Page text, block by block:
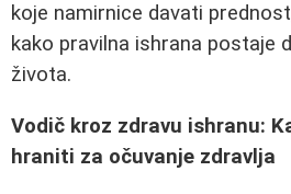
koje namirnice davati
kako pravilna ishrana postaje
života.
Vodič kroz zdravu ishranu:
hraniti za očuvanje zdravlja